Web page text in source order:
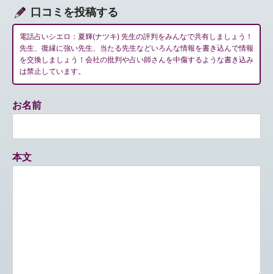
ン
口コミを投稿する
電話占いシエロ：夏輝(ナツキ) 先生の評判をみんなで共有しましょう！
先生、復縁に強い先生、当たる先生などいろんな情報を書き込んで情報
を交換しましょう！会社の批判や占い師さんを中傷するような書き込み
は禁止しています。
お名前
本文